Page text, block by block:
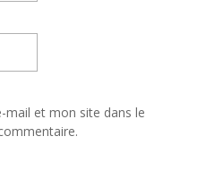
et mon site dans le